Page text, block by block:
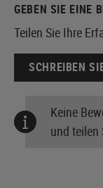
GEBEN SIE EINE
Teilen Sie Ihre
SCHREIBEN
Keine
und teilen